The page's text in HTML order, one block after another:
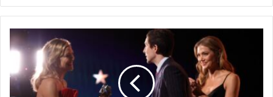
Critics
Choice
2026:
inicia